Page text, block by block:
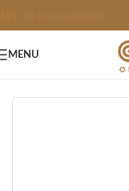
MENU